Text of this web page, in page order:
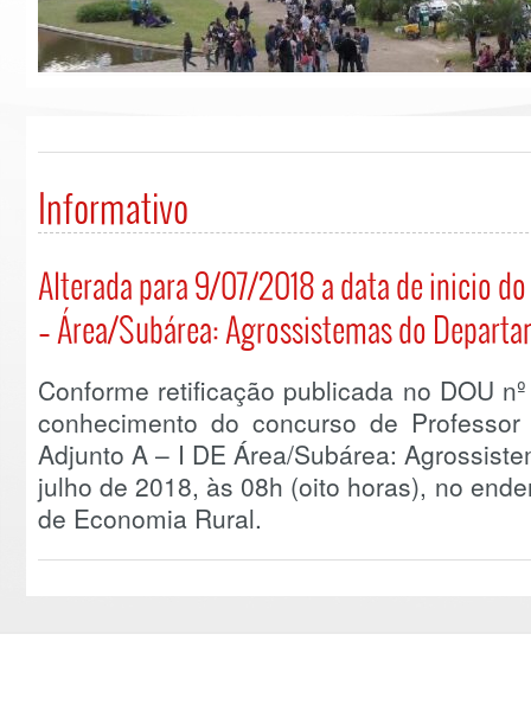
Informativo
Alterada para 9/07/2018 a data de inicio
– Área/Subárea: Agrossistemas do
Conforme retificação publicada no DOU
conhecimento do concurso de
Adjunto A – I DE Área/Subárea:
julho de 2018, às 08h (oito horas), no
de Economia Rural.